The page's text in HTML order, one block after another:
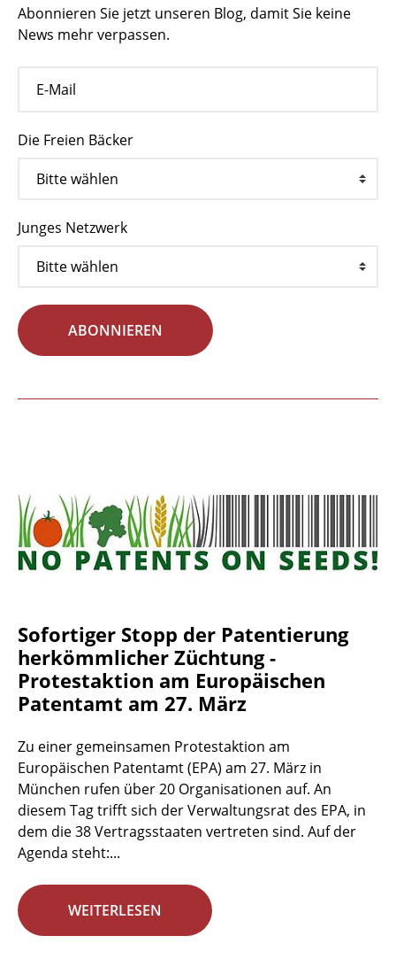
Abonnieren Sie jetzt unseren Blog, damit Sie keine
News mehr verpassen.
Die Freien Bäcker
Junges Netzwerk
ABONNIEREN
Sofortiger Stopp der Patentierung
herkömmlicher Züchtung -
Protestaktion am Europäischen
Patentamt am 27. März
Zu einer gemeinsamen Protestaktion am
Europäischen Patentamt (EPA) am 27. März in
München rufen über 20 Organisationen auf. An
diesem Tag trifft sich der Verwaltungsrat des EPA, in
dem die 38 Vertragsstaaten vertreten sind. Auf der
Agenda steht:...
WEITERLESEN